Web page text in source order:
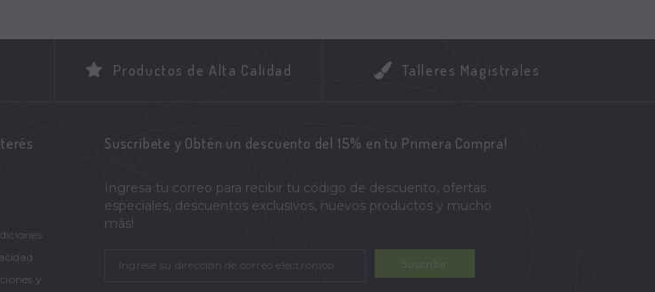
Productos de Alta Calidad Talleres Magistrales
y
Suscríbete y Obtén un descuento del 15% en tu Primera Compra!
Ingresa tu correo para recibir tu código de descuento, ofertas
especiales, descuentos exclusivos, nuevos productos y mucho
más!
Suscribir